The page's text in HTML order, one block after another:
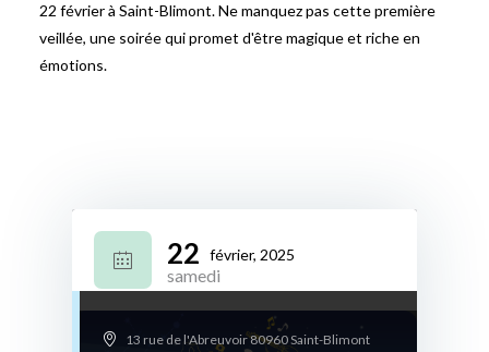
22 février à Saint-Blimont. Ne manquez pas cette première
veillée, une soirée qui promet d'être magique et riche en
émotions.
22 février, 2025
samedi
13 rue de l'Abreuvoir 80960 Saint-Blimont